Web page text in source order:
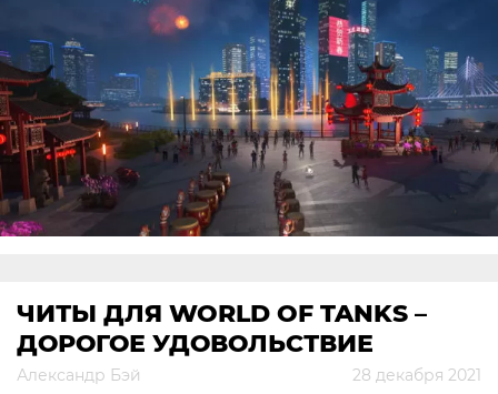
ЧИТЫ ДЛЯ WORLD OF TANKS –
ДОРОГОЕ УДОВОЛЬСТВИЕ
Александр Бэй 28 декабря 2021